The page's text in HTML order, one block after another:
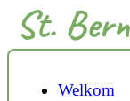
St.
Welkom